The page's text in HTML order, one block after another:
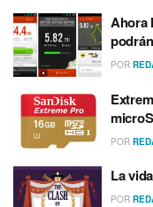
Ahora
POR
POR
La
POR